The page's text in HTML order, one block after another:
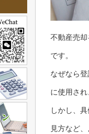
不動産売
です。
なぜなら
に使用さ
しかし、
見方など